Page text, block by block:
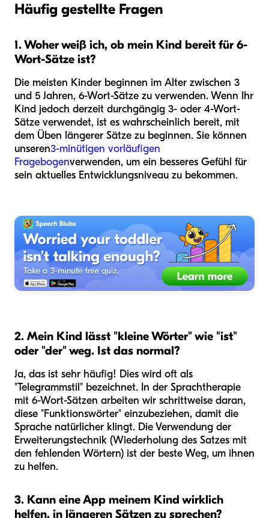
Häufig gestellte Fragen
1. Woher weiß ich, ob mein Kind bereit für 6-
Wort-Sätze ist?
Die meisten Kinder beginnen im Alter zwischen 3
und 5 Jahren, 6-Wort-Sätze zu verwenden. Wenn Ihr
Kind jedoch derzeit durchgängig 3- oder 4-Wort-
Sätze verwendet, ist es wahrscheinlich bereit, mit
dem Üben längerer Sätze zu beginnen. Sie können
unseren3-minütigen vorläufigen
Fragebogenverwenden, um ein besseres Gefühl für
sein aktuelles Entwicklungsniveau zu bekommen.
2. Mein Kind lässt "kleine Wörter" wie "ist"
oder "der" weg. Ist das normal?
Ja, das ist sehr häufig! Dies wird oft als
"Telegrammstil" bezeichnet. In der Sprachtherapie
mit 6-Wort-Sätzen arbeiten wir schrittweise daran,
diese "Funktionswörter" einzubeziehen, damit die
Sprache natürlicher klingt. Die Verwendung der
Erweiterungstechnik (Wiederholung des Satzes mit
den fehlenden Wörtern) ist der beste Weg, um ihnen
zu helfen.
3. Kann eine App meinem Kind wirklich
helfen, in längeren Sätzen zu sprechen?